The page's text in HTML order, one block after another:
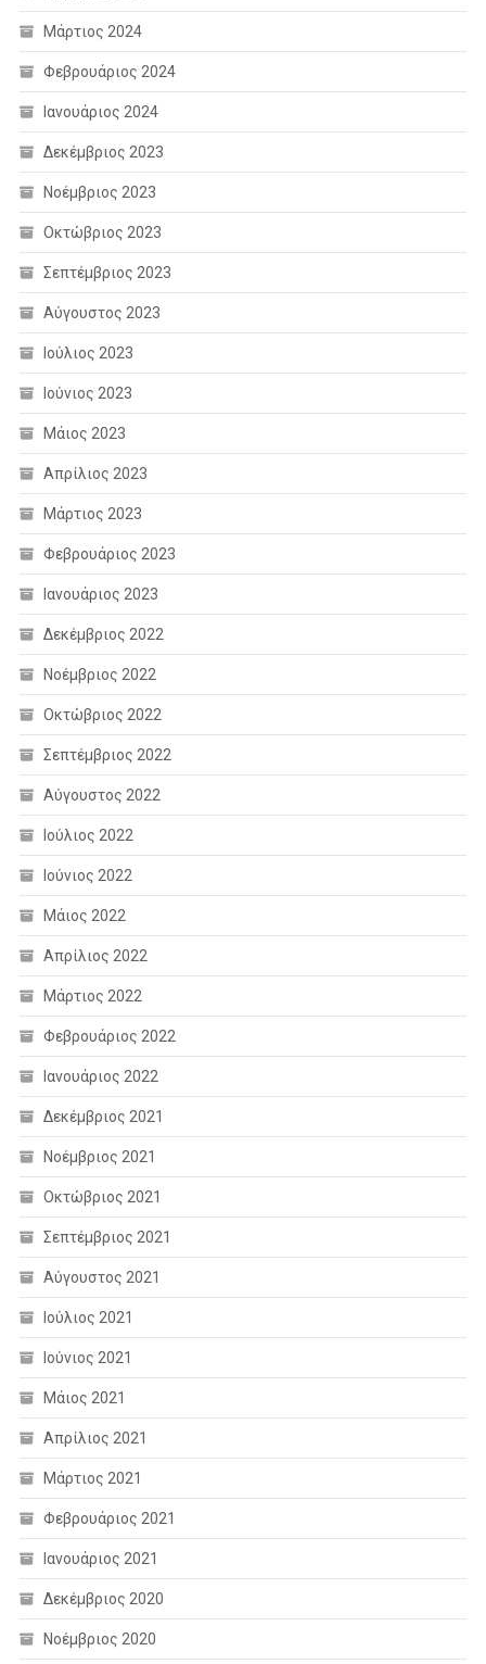
Μάρτιος 2024
Φεβρουάριος 2024
Ιανουάριος 2024
Δεκέμβριος 2023
Νοέμβριος 2023
Οκτώβριος 2023
Σεπτέμβριος 2023
Αύγουστος 2023
Ιούλιος 2023
Ιούνιος 2023
Μάιος 2023
Απρίλιος 2023
Μάρτιος 2023
Φεβρουάριος 2023
Ιανουάριος 2023
Δεκέμβριος 2022
Νοέμβριος 2022
Οκτώβριος 2022
Σεπτέμβριος 2022
Αύγουστος 2022
Ιούλιος 2022
Ιούνιος 2022
Μάιος 2022
Απρίλιος 2022
Μάρτιος 2022
Φεβρουάριος 2022
Ιανουάριος 2022
Δεκέμβριος 2021
Νοέμβριος 2021
Οκτώβριος 2021
Σεπτέμβριος 2021
Αύγουστος 2021
Ιούλιος 2021
Ιούνιος 2021
Μάιος 2021
Απρίλιος 2021
Μάρτιος 2021
Φεβρουάριος 2021
Ιανουάριος 2021
Δεκέμβριος 2020
Νοέμβριος 2020